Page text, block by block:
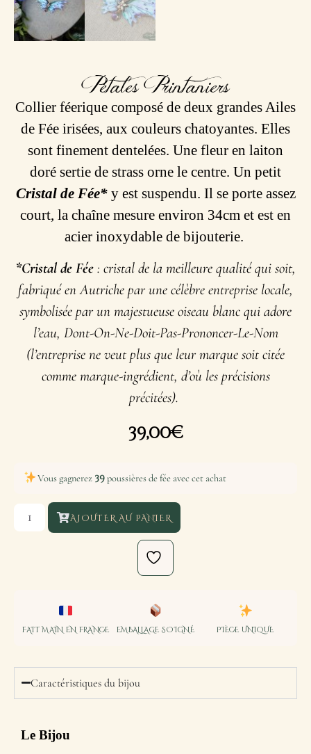
Pétales Printaniers
Collier féerique composé de deux grandes Ailes
de Fée irisées, aux couleurs chatoyantes. Elles
sont finement dentelées. Une fleur en laiton
doré sertie de strass orne le centre. Un petit
Cristal de Fée*y est suspendu. Il se porte assez
court, la chaîne mesure environ 34cm et est en
acier inoxydable de bijouterie.
*Cristal de Fée : cristal de la meilleure qualité qui soit,
fabriqué en Autriche par une célèbre entreprise locale,
symbolisée par un majestueuse oiseau blanc qui adore
l’eau, Dont-On-Ne-Doit-Pas-Prononcer-Le-Nom
(l’entreprise ne veut plus que leur marque soit citée
comme marque-ingrédient, d’où les précisions
précitées).
39,00€
Vous gagnerez 39poussières de fée avec cet achat
AJOUTER AU PANIER
FAIT MAIN EN FRANCE EMBALLAGE SOIGNÉ PIÈCE UNIQUE
Caractéristiques du bijou
Le Bijou